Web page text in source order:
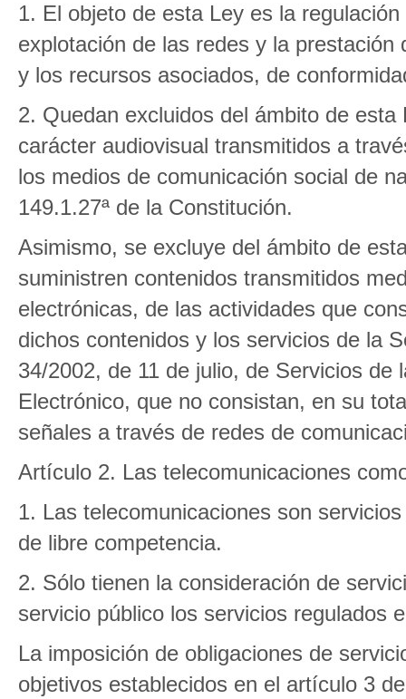
1. El objeto de esta Ley es la
explotación de las redes y la
y los recursos asociados, de
2. Quedan excluidos del ámbito de
carácter audiovisual transmitidos a
los medios de comunicación social de
149.1.27ª de la Constitución.
Asimismo, se excluye del ámbito de
suministren contenidos transmitidos
electrónicas, de las actividades que
dichos contenidos y los servicios de la
34/2002, de 11 de julio, de Servicios
Electrónico, que no consistan, en su
señales a través de redes de
Artículo 2. Las telecomunicaciones
1. Las telecomunicaciones son
de libre competencia.
2. Sólo tienen la consideración de
servicio público los servicios regulados
La imposición de obligaciones de
objetivos establecidos en el artículo 3